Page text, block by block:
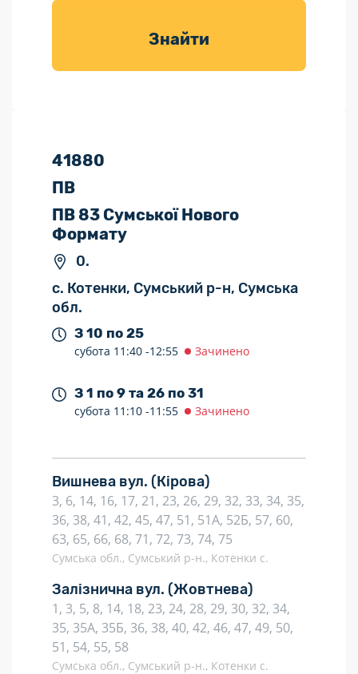
товарів для
Знайти
41880
ПВ
ПВ 83 Сумської Нового
Формату
0.
с. Котенки, Сумський р-н, Сумська
обл.
З 10 по 25
субота 11:40 -12:55 Зачинено
З 1 по 9 та 26 по 31
субота 11:10 -11:55 Зачинено
Вишнева вул. (Кірова)
3, 6, 14, 16, 17, 21, 23, 26, 29, 32, 33, 34, 35,
36, 38, 41, 42, 45, 47, 51, 51А, 52Б, 57, 60,
63, 65, 66, 68, 71, 72, 73, 74, 75
Сумська обл., Сумський р-н., Котенки с.
Залізнична вул. (Жовтнева)
1, 3, 5, 8, 14, 18, 23, 24, 28, 29, 30, 32, 34,
35, 35А, 35Б, 36, 38, 40, 42, 46, 47, 49, 50,
51, 54, 55, 58
Сумська обл., Сумський р-н., Котенки с.